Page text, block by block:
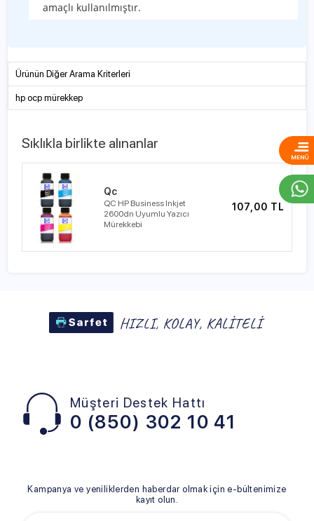
amaçlı kullanılmıştır.
Ürünün Diğer Arama Kriterleri
hp ocp mürekkep
Sıklıkla birlikte alınanlar
Qc
QC HP Business Inkjet
2600dn Uyumlu Yazıcı
Mürekkebi
107,00 TL
Müşteri Destek Hattı
0 (850) 302 10 41
Kampanya ve yeniliklerden haberdar olmak için e-bültenimize
kayıt olun.